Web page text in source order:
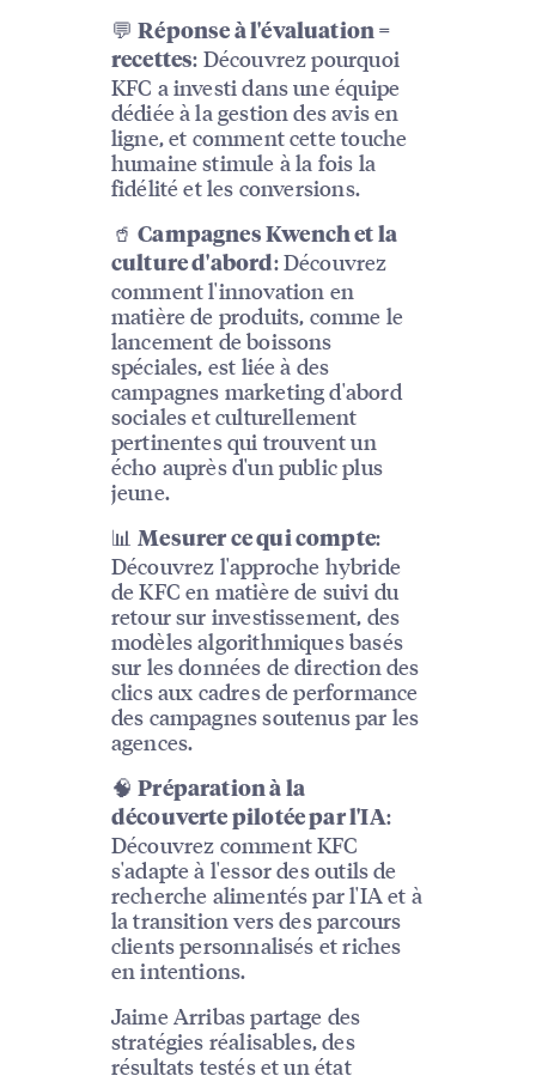
💬Réponse à l'évaluation =
recettes: Découvrez pourquoi
KFC a investi dans une équipe
dédiée à la gestion des avis en
ligne, et comment cette touche
humaine stimule à la fois la
fidélité et les conversions.
🥤Campagnes Kwench et la
culture d'abord: Découvrez
comment l'innovation en
matière de produits, comme le
lancement de boissons
spéciales, est liée à des
campagnes marketing d'abord
sociales et culturellement
pertinentes qui trouvent un
écho auprès d'un public plus
jeune.
📊 Mesurer ce qui compte:
Découvrez l'approche hybride
de KFC en matière de suivi du
retour sur investissement, des
modèles algorithmiques basés
sur les données de direction des
clics aux cadres de performance
des campagnes soutenus par les
agences.
🧠Préparation à la
découverte pilotée par l'IA:
Découvrez comment KFC
s'adapte à l'essor des outils de
recherche alimentés par l'IA et à
la transition vers des parcours
clients personnalisés et riches
en intentions.
Jaime Arribas partage des
stratégies réalisables, des
résultats testés et un état